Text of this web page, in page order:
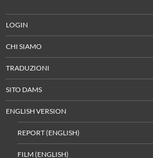
LOGIN
CHI SIAMO
TRADUZIONI
SITO DAMS
ENGLISH VERSION
REPORT (ENGLISH)
FILM (ENGLISH)